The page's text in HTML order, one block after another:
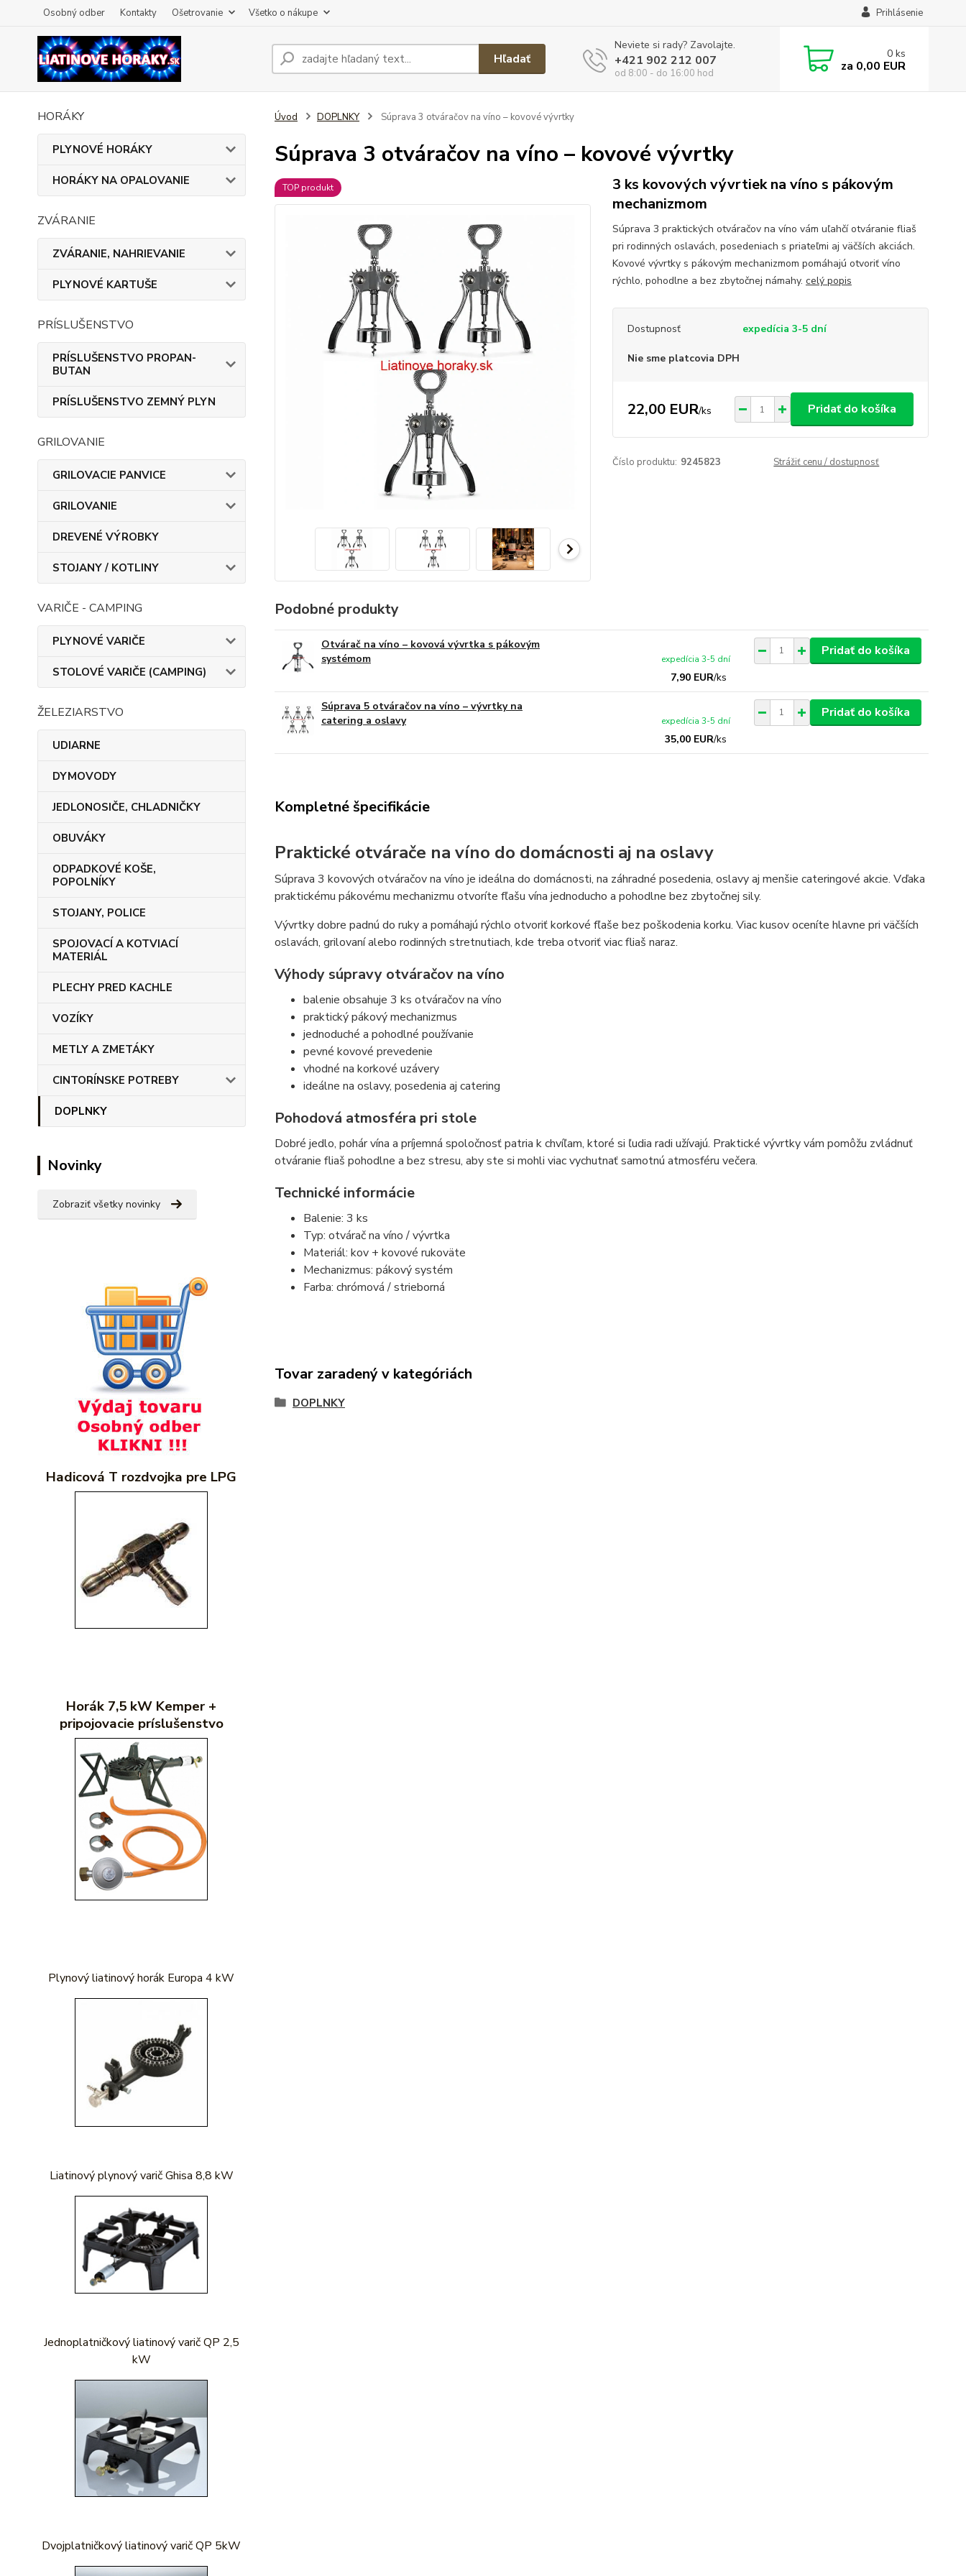
Osobný odber Kontakty Ošetrovanie Všetko o nákupe Prihlásenie
Hľadať
Neviete si rady? Zavolajte.
+421 902 212 007
od 8:00 - do 16:00 hod
0 ks
za 0,00 EUR
HORÁKY
PLYNOVÉ HORÁKY
HORÁKY NA OPALOVANIE
ZVÁRANIE
ZVÁRANIE, NAHRIEVANIE
PLYNOVÉ KARTUŠE
PRÍSLUŠENSTVO
PRÍSLUŠENSTVO PROPAN-
BUTAN
PRÍSLUŠENSTVO ZEMNÝ PLYN
GRILOVANIE
GRILOVACIE PANVICE
GRILOVANIE
DREVENÉ VÝROBKY
STOJANY / KOTLINY
VARIČE - CAMPING
PLYNOVÉ VARIČE
STOLOVÉ VARIČE (CAMPING)
ŽELEZIARSTVO
UDIARNE
DYMOVODY
JEDLONOSIČE, CHLADNIČKY
OBUVÁKY
ODPADKOVÉ KOŠE,
POPOLNÍKY
STOJANY, POLICE
SPOJOVACÍ A KOTVIACÍ
MATERIÁL
PLECHY PRED KACHLE
VOZÍKY
METLY A ZMETÁKY
CINTORÍNSKE POTREBY
DOPLNKY
Novinky
Zobraziť všetky novinky
Hadicová T rozdvojka pre LPG
Horák 7,5 kW Kemper +
pripojovacie príslušenstvo
Plynový liatinový horák Europa 4 kW
Liatinový plynový varič Ghisa 8,8 kW
Jednoplatničkový liatinový varič QP 2,5
kW
Dvojplatničkový liatinový varič QP 5kW
Úvod DOPLNKY Súprava 3 otváračov na víno – kovové vývrtky
Súprava 3 otváračov na víno – kovové vývrtky
TOP produkt
3 ks kovových vývrtiek na víno s pákovým
mechanizmom
Súprava 3 praktických otváračov na víno vám uľahčí otváranie fliaš
pri rodinných oslavách, posedeniach s priateľmi aj väčších akciách.
Kovové vývrtky s pákovým mechanizmom pomáhajú otvoriť víno
rýchlo, pohodlne a bez zbytočnej námahy. celý popis
Dostupnosť expedícia 3-5 dní
Nie sme platcovia DPH
22,00 EUR/ks Pridať do košíka
Číslo produktu: 9245823 Strážiť cenu / dostupnosť
Podobné produkty
Otvárač na víno – kovová vývrtka s pákovým
systémom
7,90 EUR/ks
expedícia 3-5 dní
Pridať do košíka
Súprava 5 otváračov na víno – vývrtky na
catering a oslavy
35,00 EUR/ks
expedícia 3-5 dní
Pridať do košíka
Kompletné špecifikácie
Praktické otvárače na víno do domácnosti aj na oslavy
Súprava 3 kovových otváračov na víno je ideálna do domácnosti, na záhradné posedenia, oslavy aj menšie cateringové akcie. Vďaka
praktickému pákovému mechanizmu otvoríte fľašu vína jednoducho a pohodlne bez zbytočnej sily.
Vývrtky dobre padnú do ruky a pomáhajú rýchlo otvoriť korkové fľaše bez poškodenia korku. Viac kusov oceníte hlavne pri väčších
oslavách, grilovaní alebo rodinných stretnutiach, kde treba otvoriť viac fliaš naraz.
Výhody súpravy otváračov na víno
balenie obsahuje 3 ks otváračov na víno
praktický pákový mechanizmus
jednoduché a pohodlné používanie
pevné kovové prevedenie
vhodné na korkové uzávery
ideálne na oslavy, posedenia aj catering
Pohodová atmosféra pri stole
Dobré jedlo, pohár vína a príjemná spoločnosť patria k chvíľam, ktoré si ľudia radi užívajú. Praktické vývrtky vám pomôžu zvládnuť
otváranie fliaš pohodlne a bez stresu, aby ste si mohli viac vychutnať samotnú atmosféru večera.
Technické informácie
Balenie: 3 ks
Typ: otvárač na víno / vývrtka
Materiál: kov + kovové rukoväte
Mechanizmus: pákový systém
Farba: chrómová / strieborná
Tovar zaradený v kategóriách
DOPLNKY